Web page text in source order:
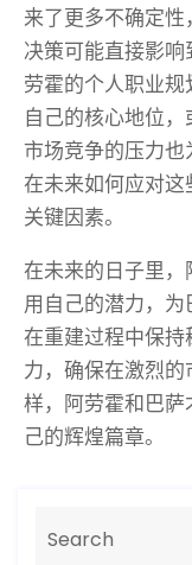
来了更多不确定
决策可能直接影
劳霍的个人职业
自己的核心地位，
市场竞争的压力
在未来如何应对
关键因素。
在未来的日子里
用自己的潜力，
在重建过程中保
力，确保在激烈
样，阿劳霍和巴
己的辉煌篇章。